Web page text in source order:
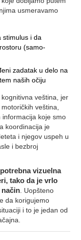
usmeravamo
stimulus i da
(samo-
zadatak u delo na
naših očiju
veština, jer
veština,
koje smo
koordinacija je
i njegov uspeh u
i bezbroj
vizuelna
tako da je vrlo
način . Uopšteno
da korigujemo
i to je jedan od